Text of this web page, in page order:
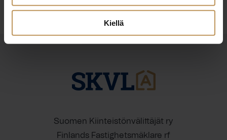
Kiellä
Suomen Kiinteistönvälittäjät ry
Finlands Fastighetsmäklare rf